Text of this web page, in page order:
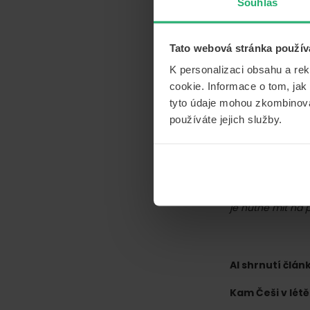
Souhlas
Tato webová stránka
K personalizaci obsahu a
cookie. Informace o tom,
tyto údaje mohou
používáte jejich služby.
Sklenička
K
vzniklé
promile
je nutné mít na
AI shrnutí
Kam Češi v